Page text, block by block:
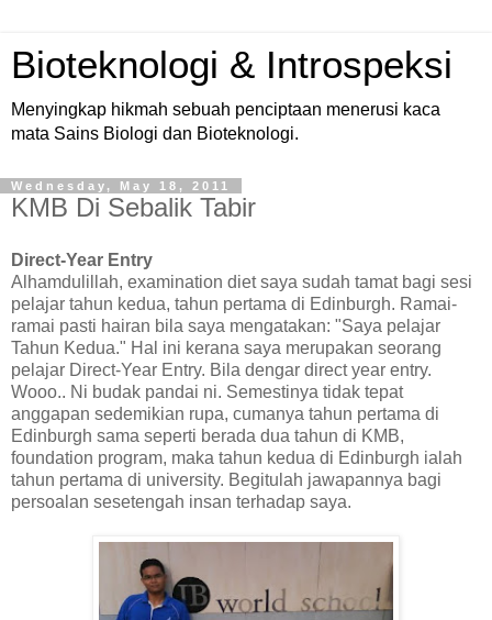
Bioteknologi & Introspeksi
Menyingkap hikmah sebuah penciptaan menerusi kaca
mata Sains Biologi dan Bioteknologi.
Wednesday, May 18, 2011
KMB Di Sebalik Tabir
Direct-Year Entry
Alhamdulillah, examination diet saya sudah tamat bagi sesi
pelajar tahun kedua, tahun pertama di Edinburgh. Ramai-
ramai pasti hairan bila saya mengatakan: "Saya pelajar
Tahun Kedua." Hal ini kerana saya merupakan seorang
pelajar Direct-Year Entry. Bila dengar direct year entry.
Wooo.. Ni budak pandai ni. Semestinya tidak tepat
anggapan sedemikian rupa, cumanya tahun pertama di
Edinburgh sama seperti berada dua tahun di KMB,
foundation program, maka tahun kedua di Edinburgh ialah
tahun pertama di university. Begitulah jawapannya bagi
persoalan sesetengah insan terhadap saya.